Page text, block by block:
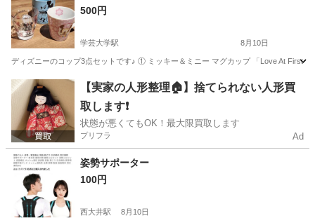
500円
学芸大学駅 8月10日
ディズニーのコップ3点セットです♪ ① ミッキー＆ミニー マグカップ 「Love At First
東京 目黒区 学芸大学駅 食器
【実家の人形整理🏠】捨てられない人形買
取します❗️
状態が悪くてもOK！最大限買取します
プリフラ Ad
姿勢サポーター
100円
西大井駅 8月10日